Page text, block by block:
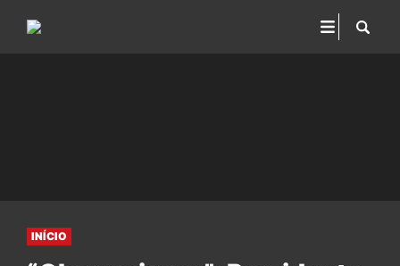
INÍCIO